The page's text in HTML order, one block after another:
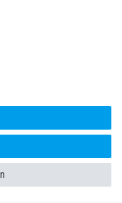
es sich um ein Pflichtfeld.
Sie mir entsprechend
widerruflich
Mail zu: Sportartikel und